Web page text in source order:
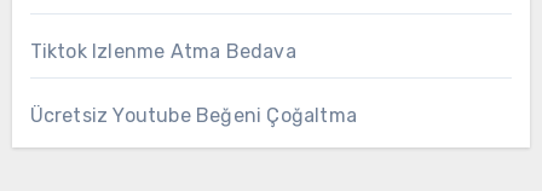
Tiktok Izlenme Atma Bedava
Ücretsiz Youtube Beğeni Çoğaltma